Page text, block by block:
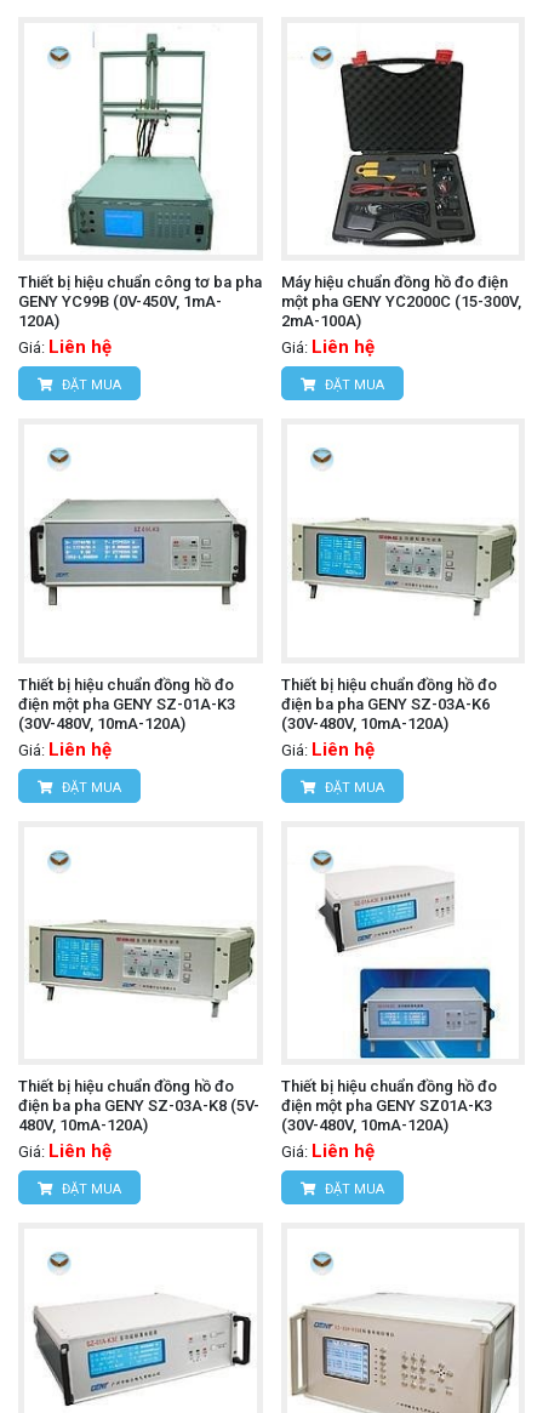
Thiết bị hiệu chuẩn công tơ ba pha
GENY YC99B (0V-450V, 1mA-
120A)
Giá: Liên hệ
ĐẶT MUA
Máy hiệu chuẩn đồng hồ đo điện
một pha GENY YC2000C (15-300V,
2mA-100A)
Giá: Liên hệ
ĐẶT MUA
Thiết bị hiệu chuẩn đồng hồ đo
điện một pha GENY SZ-01A-K3
(30V-480V, 10mA-120A)
Giá: Liên hệ
ĐẶT MUA
Thiết bị hiệu chuẩn đồng hồ đo
điện ba pha GENY SZ-03A-K6
(30V-480V, 10mA-120A)
Giá: Liên hệ
ĐẶT MUA
Thiết bị hiệu chuẩn đồng hồ đo
điện ba pha GENY SZ-03A-K8 (5V-
480V, 10mA-120A)
Giá: Liên hệ
ĐẶT MUA
Thiết bị hiệu chuẩn đồng hồ đo
điện một pha GENY SZ01A-K3
(30V-480V, 10mA-120A)
Giá: Liên hệ
ĐẶT MUA